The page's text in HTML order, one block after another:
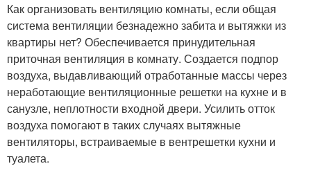
Как организовать вентиляцию комнаты, если общая
система вентиляции безнадежно забита и вытяжки из
квартиры нет? Обеспечивается принудительная
приточная вентиляция в комнату. Создается подпор
воздуха, выдавливающий отработанные массы через
неработающие вентиляционные решетки на кухне и в
санузле, неплотности входной двери. Усилить отток
воздуха помогают в таких случаях вытяжные
вентиляторы, встраиваемые в вентрешетки кухни и
туалета.